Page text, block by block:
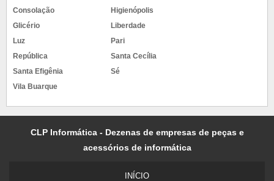
Consolação
Higienópolis
Glicério
Liberdade
Luz
Pari
República
Santa Cecília
Santa Efigênia
Sé
Vila Buarque
CLP Informática - Dezenas de empresas de peças e
acessórios de informática
INÍCIO